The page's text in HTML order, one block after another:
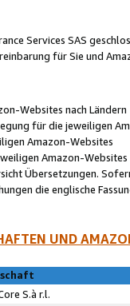
Services SAS
für Sie und
Websites nach Ländern
für die jeweiligen
Amazon-Websites
Amazon-Websites
Übersetzungen.
die englische
UND
S.à r.l.